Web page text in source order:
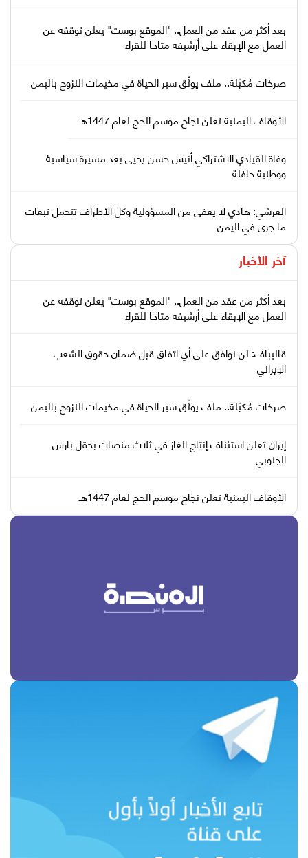
بعد أكثر من عقد من العمل.. "الموقع بوست" يعلن توقفه عن
العمل مع الإبقاء على أرشيفه متاحا للقراء
صرخات مُكبّلة.. ملف يوثّق سير الحياة في مخيمات النزوح باليمن
الأوقاف اليمنية تعلن نجاح موسم الحج لعام 1447هـ
وفاة القيادي الاشتراكي أنيس حسن يحيى بعد مسيرة سياسية
ووطنية حافلة
العرشي: هادي لا يعفى من المسؤولية وكل الأطراف تتحمل تبعات
ما جرى في اليمن
آخر الأخبار
بعد أكثر من عقد من العمل.. "الموقع بوست" يعلن توقفه عن
العمل مع الإبقاء على أرشيفه متاحا للقراء
قاليباف: لن نوافق على أي اتفاق قبل ضمان حقوق الشعب
الإيراني
صرخات مُكبّلة.. ملف يوثّق سير الحياة في مخيمات النزوح باليمن
إيران تعلن استئناف إنتاج الغاز في ثلاث منصات بحقل بارس
الجنوبي
الأوقاف اليمنية تعلن نجاح موسم الحج لعام 1447هـ